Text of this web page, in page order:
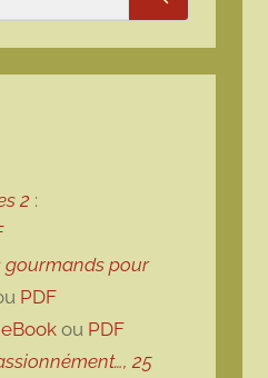
Rechercher
2 :
gourmands pour
PDF
eBook ou PDF
25